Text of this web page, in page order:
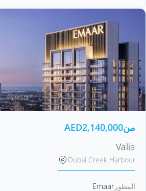
من AED2,140,000
Valia
Dubai Creek Harbour
المطور Emaar